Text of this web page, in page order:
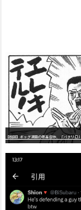
【朗報】ギャグ漫画の最高傑作、「パタリロ